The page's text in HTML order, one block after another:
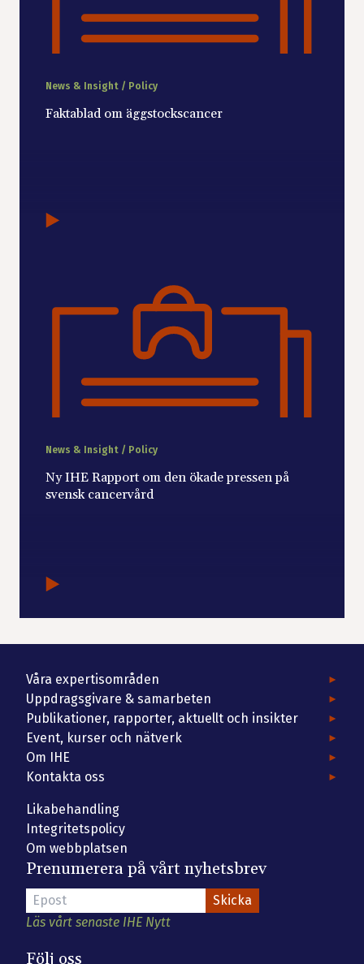
News & Insight / Policy
Faktablad om äggstockscancer
News & Insight / Policy
Ny IHE Rapport om den ökade pressen på
svensk cancervård
Våra expertisområden
Uppdragsgivare & samarbeten
Publikationer, rapporter, aktuellt och insikter
Event, kurser och nätverk
Om IHE
Kontakta oss
Likabehandling
Integritetspolicy
Om webbplatsen
Prenumerera på vårt nyhetsbrev
Läs vårt senaste IHE Nytt
Följ oss